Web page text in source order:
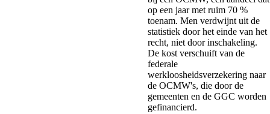
op een jaar met ruim 70 %
toenam. Men verdwijnt uit de
statistiek door het einde van het
recht, niet door inschakeling.
De kost verschuift van de
federale
werkloosheidsverzekering naar
de OCMW's, die door de
gemeenten en de GGC worden
gefinancierd.